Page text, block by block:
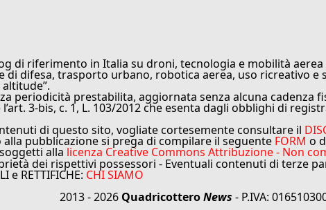
di riferimento in Italia su droni, tecnologia e mobilità aerea
difesa, trasporto urbano, robotica aerea, uso ricreativo e
periodicità prestabilita, aggiornata senza alcuna cadenza
3-bis, c. 1, L. 103/2012 che esenta dagli obblighi di
di questo sito, vogliate cortesemente consultare il
pubblicazione si prega di compilare il seguente FORM o
alla licenza Creative Commons Attribuzione - Non
dei rispettivi possessori - Eventuali contenuti di terze
e RETTIFICHE: CHI SIAMO
2013 - 2026 QuadricotteroNews - P.IVA: